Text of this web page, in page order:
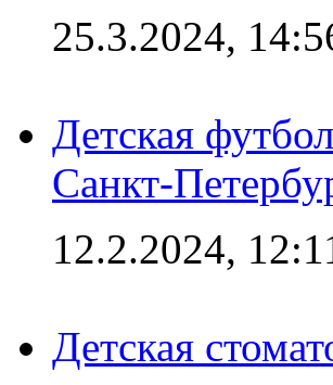
25.3.2024,
Детская
Санкт-
12.2.2024,
Детская